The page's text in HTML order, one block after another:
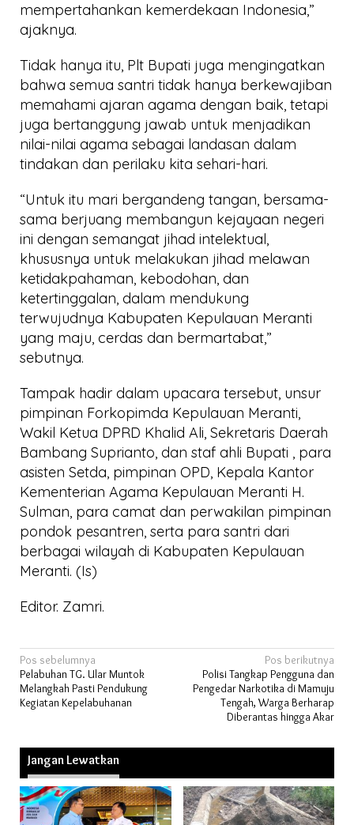
mempertahankan kemerdekaan Indonesia,”
ajaknya.
Tidak hanya itu, Plt Bupati juga mengingatkan
bahwa semua santri tidak hanya berkewajiban
memahami ajaran agama dengan baik, tetapi
juga bertanggung jawab untuk menjadikan
nilai-nilai agama sebagai landasan dalam
tindakan dan perilaku kita sehari-hari.
“Untuk itu mari bergandeng tangan, bersama-
sama berjuang membangun kejayaan negeri
ini dengan semangat jihad intelektual,
khususnya untuk melakukan jihad melawan
ketidakpahaman, kebodohan, dan
ketertinggalan, dalam mendukung
terwujudnya Kabupaten Kepulauan Meranti
yang maju, cerdas dan bermartabat,”
sebutnya.
Tampak hadir dalam upacara tersebut, unsur
pimpinan Forkopimda Kepulauan Meranti,
Wakil Ketua DPRD Khalid Ali, Sekretaris Daerah
Bambang Suprianto, dan staf ahli Bupati , para
asisten Setda, pimpinan OPD, Kepala Kantor
Kementerian Agama Kepulauan Meranti H.
Sulman, para camat dan perwakilan pimpinan
pondok pesantren, serta para santri dari
berbagai wilayah di Kabupaten Kepulauan
Meranti. (Is)
Editor. Zamri.
Navigasi
pos
Pos sebelumnya
Pelabuhan TG. Ular Muntok
Melangkah Pasti Pendukung
Kegiatan Kepelabuhanan
Pos berikutnya
Polisi Tangkap Pengguna dan
Pengedar Narkotika di Mamuju
Tengah, Warga Berharap
Diberantas hingga Akar
Jangan Lewatkan